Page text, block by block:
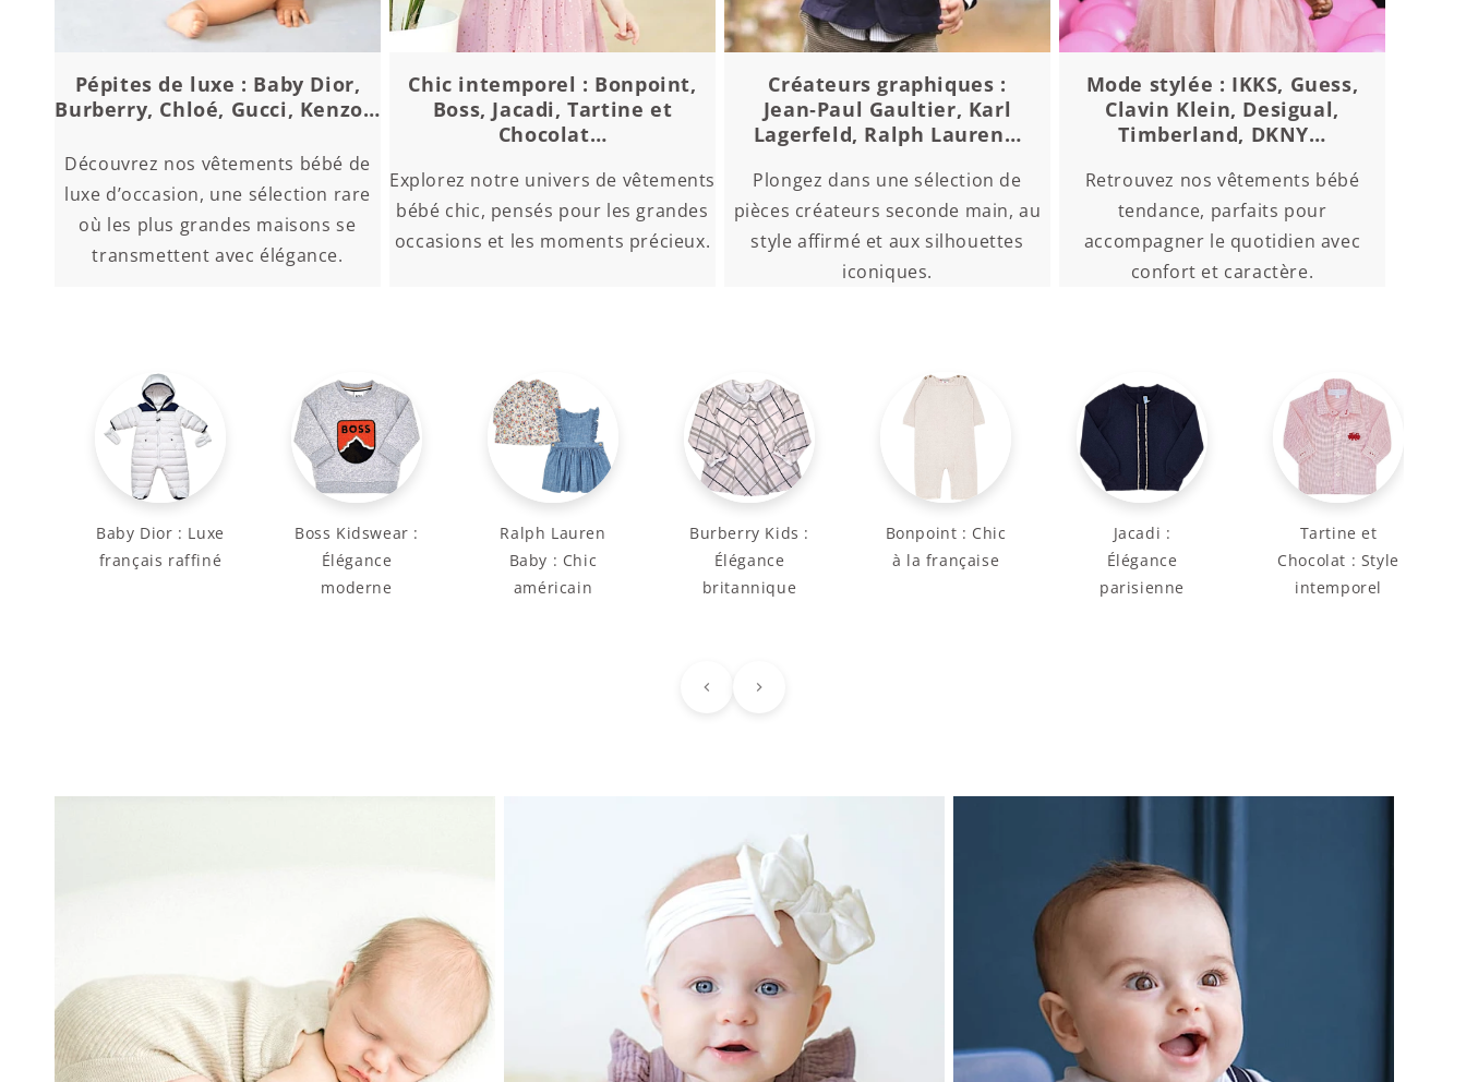
Pépites de luxe : Baby Dior,
Burberry, Chloé, Gucci, Kenzo…
Découvrez nos vêtements bébé de
luxe d’occasion, une sélection rare
où les plus grandes maisons se
transmettent avec élégance.
Chic intemporel : Bonpoint,
Boss, Jacadi, Tartine et
Chocolat…
Explorez notre univers de vêtements
bébé chic, pensés pour les grandes
occasions et les moments précieux.
Créateurs graphiques :
Jean‑Paul Gaultier, Karl
Lagerfeld, Ralph Lauren…
Plongez dans une sélection de
pièces créateurs seconde main, au
style affirmé et aux silhouettes
iconiques.
Mode stylée : IKKS, Guess,
Clavin Klein, Desigual,
Timberland, DKNY…
Retrouvez nos vêtements bébé
tendance, parfaits pour
accompagner le quotidien avec
confort et caractère.
Baby Dior : Luxe
français raffiné
Boss Kidswear :
Élégance
moderne
Ralph Lauren
Baby : Chic
américain
Burberry Kids :
Élégance
britannique
Bonpoint : Chic
à la française
Jacadi :
Élégance
parisienne
Tartine et
Chocolat : Style
intemporel